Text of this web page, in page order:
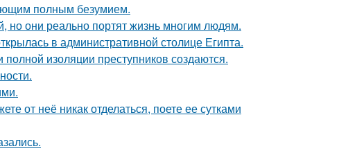
полным безумием.
но они реально портят жизнь многим людям.
в административной столице Египта.
изоляции преступников создаются.
от неё никак отделаться, поете ее сутками